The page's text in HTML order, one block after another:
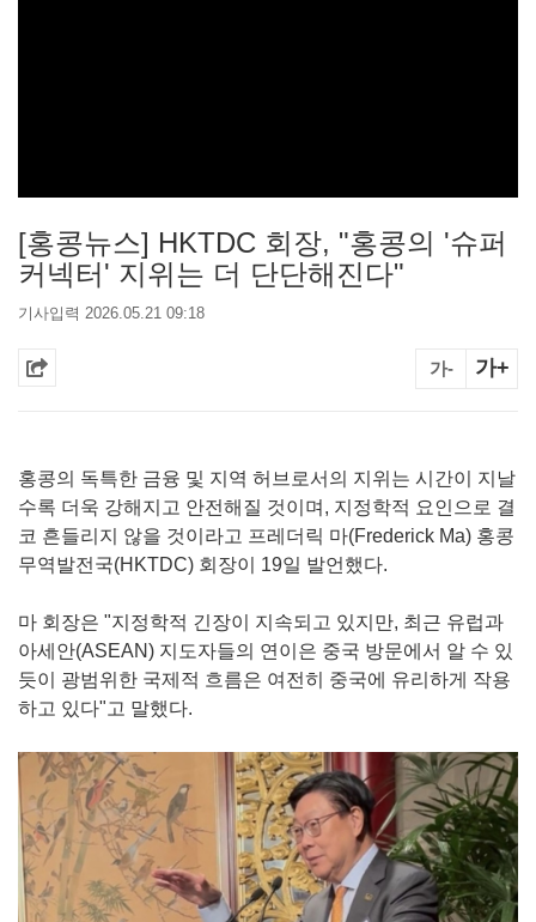
[홍콩뉴스] HKTDC 회장, "홍콩의 '슈퍼
커넥터' 지위는 더 단단해진다"
기사입력 2026.05.21 09:18
가- 가+
홍콩의 독특한 금융 및 지역 허브로서의 지위는 시간이 지날
수록 더욱 강해지고 안전해질 것이며, 지정학적 요인으로 결
코 흔들리지 않을 것이라고 프레더릭 마(Frederick Ma) 홍콩
무역발전국(HKTDC) 회장이 19일 발언했다.
마 회장은 "지정학적 긴장이 지속되고 있지만, 최근 유럽과
아세안(ASEAN) 지도자들의 연이은 중국 방문에서 알 수 있
듯이 광범위한 국제적 흐름은 여전히 중국에 유리하게 작용
하고 있다"고 말했다.